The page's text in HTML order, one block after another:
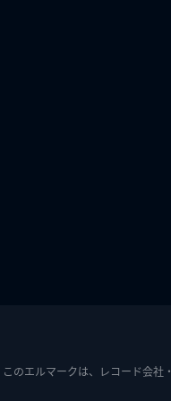
このエルマークは、レコード会社